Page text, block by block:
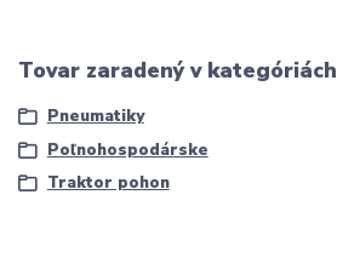
Tovar zaradený v kategóriách
Pneumatiky
Poľnohospodárske
Traktor pohon